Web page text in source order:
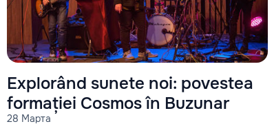
28 Марта
Explorând sunete noi: povestea
formației Cosmos în Buzunar